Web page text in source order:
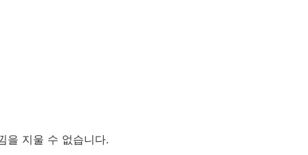
을 지울 수 없습니다.